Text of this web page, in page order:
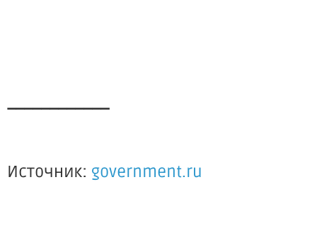
Источник: government.ru